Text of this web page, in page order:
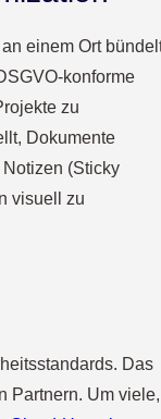
einem Ort
konforme
zu
Dokumente
(Sticky
visuell zu
Das
Partnern. Um viele,